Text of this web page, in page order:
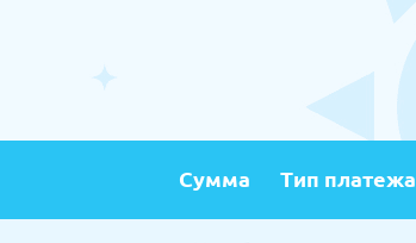
Сумма Тип платежа